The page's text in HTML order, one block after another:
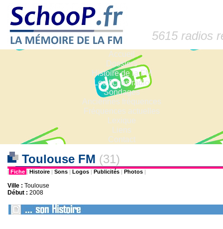
5615 radios
Accueil
Dossiers
Histoire de la FM
Les fiches radio
Sondages
Anciennes fréquences
Fréquences actuelles
Lexique
Liens
Contact
Toulouse FM (31)
| Fiche | Histoire | Sons | Logos | Publicités | Photos |
Ville : Toulouse
Début : 2008